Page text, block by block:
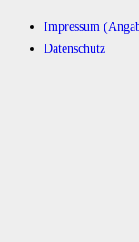
Impressum
Datenschutz